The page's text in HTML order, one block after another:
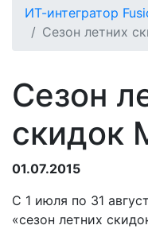
ИТ-интегратор
Сезон летних
Сезон
скидок
01.07.2015
С 1 июля по 31
«сезон летних